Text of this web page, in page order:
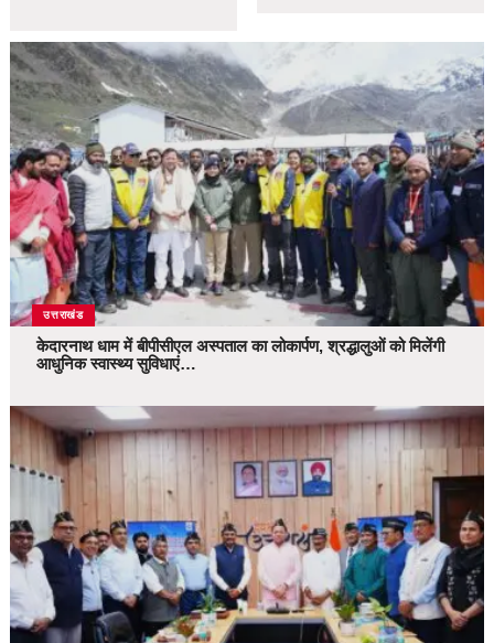
उत्तराखंड
केदारनाथ धाम में बीपीसीएल अस्पताल का लोकार्पण, श्रद्धालुओं को मिलेंगी
आधुनिक स्वास्थ्य सुविधाएं…